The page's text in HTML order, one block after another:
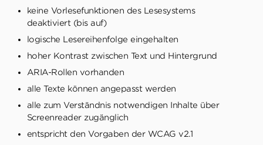
keine Vorlesefunktionen des Lesesystems
deaktiviert (bis auf)
logische Lesereihenfolge eingehalten
hoher Kontrast zwischen Text und Hintergrund
ARIA-Rollen vorhanden
alle Texte können angepasst werden
alle zum Verständnis notwendigen Inhalte über
Screenreader zugänglich
entspricht den Vorgaben der WCAG v2.1